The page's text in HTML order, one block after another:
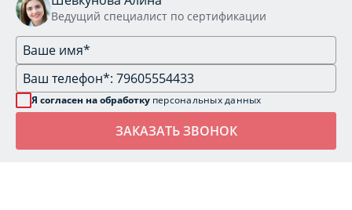
Ведущий специалист по сертификации
Я согласен на обработку персональных данных